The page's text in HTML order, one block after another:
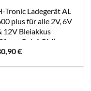
Tronic Ladegerät AL
plus für alle 2V, 6V
12V Bleiakkus
Gel, AGM)
€